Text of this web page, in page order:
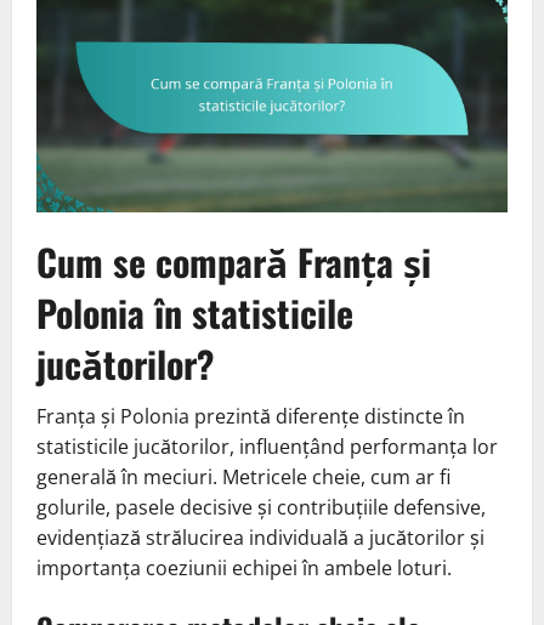
Cum se compară Franța și
Polonia în statisticile
jucătorilor?
Franța și Polonia prezintă diferențe distincte în
statisticile jucătorilor, influențând performanța lor
generală în meciuri. Metricele cheie, cum ar fi
golurile, pasele decisive și contribuțiile defensive,
evidențiază strălucirea individuală a jucătorilor și
importanța coeziunii echipei în ambele loturi.